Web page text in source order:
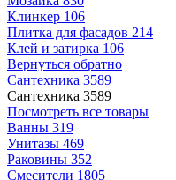
Клинкер 106
Плитка для фасадов 214
Клей и затирка 106
Вернуться обратно
Сантехника 3589
Сантехника 3589
Посмотреть все товары
Ванны 319
Унитазы 469
Раковины 352
Смесители 1805